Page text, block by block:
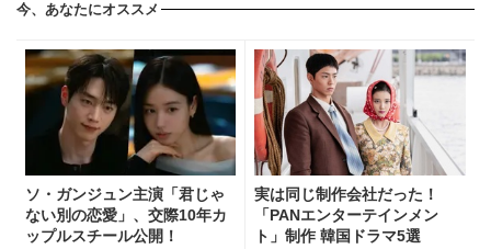
今、あなたにオススメ
ソ・ガンジュン主演「君じゃ
ない別の恋愛」、交際10年カ
ップルスチール公開！
実は同じ制作会社だった！
「PANエンターテインメン
ト」制作 韓国ドラマ5選